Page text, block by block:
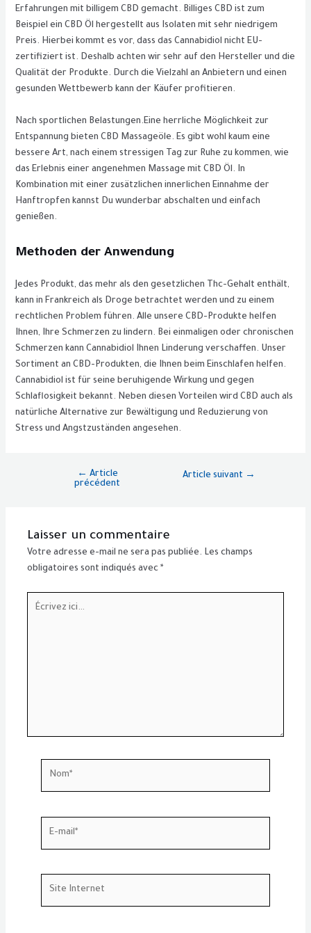
Erfahrungen mit billigem CBD gemacht. Billiges CBD ist zum
Beispiel ein CBD Öl hergestellt aus Isolaten mit sehr niedrigem
Preis. Hierbei kommt es vor, dass das Cannabidiol nicht EU-
zertifiziert ist. Deshalb achten wir sehr auf den Hersteller und die
Qualität der Produkte. Durch die Vielzahl an Anbietern und einen
gesunden Wettbewerb kann der Käufer profitieren.
Nach sportlichen Belastungen.Eine herrliche Möglichkeit zur
Entspannung bieten CBD Massageöle. Es gibt wohl kaum eine
bessere Art, nach einem stressigen Tag zur Ruhe zu kommen, wie
das Erlebnis einer angenehmen Massage mit CBD Öl. In
Kombination mit einer zusätzlichen innerlichen Einnahme der
Hanftropfen kannst Du wunderbar abschalten und einfach
genießen.
Methoden der Anwendung
Jedes Produkt, das mehr als den gesetzlichen Thc-Gehalt enthält,
kann in Frankreich als Droge betrachtet werden und zu einem
rechtlichen Problem führen. Alle unsere CBD-Produkte helfen
Ihnen, Ihre Schmerzen zu lindern. Bei einmaligen oder chronischen
Schmerzen kann Cannabidiol Ihnen Linderung verschaffen. Unser
Sortiment an CBD-Produkten, die Ihnen beim Einschlafen helfen.
Cannabidiol ist für seine beruhigende Wirkung und gegen
Schlaflosigkeit bekannt. Neben diesen Vorteilen wird CBD auch als
natürliche Alternative zur Bewältigung und Reduzierung von
Stress und Angstzuständen angesehen.
← Article
précédent
Article suivant →
Laisser un commentaire
Votre adresse e-mail ne sera pas publiée. Les champs
obligatoires sont indiqués avec*
Écrivez